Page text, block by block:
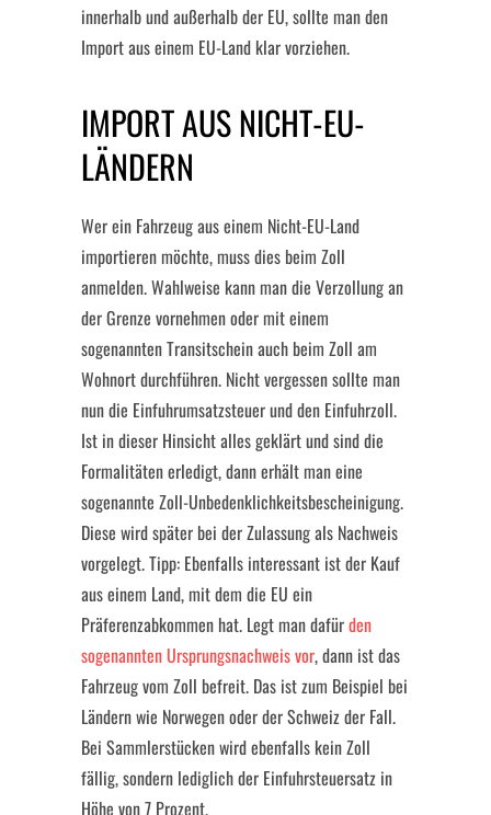
innerhalb und außerhalb der EU, sollte man den
Import aus einem EU-Land klar vorziehen.
IMPORT AUS NICHT-EU-
LÄNDERN
Wer ein Fahrzeug aus einem Nicht-EU-Land
importieren möchte, muss dies beim Zoll
anmelden. Wahlweise kann man die Verzollung an
der Grenze vornehmen oder mit einem
sogenannten Transitschein auch beim Zoll am
Wohnort durchführen. Nicht vergessen sollte man
nun die Einfuhrumsatzsteuer und den Einfuhrzoll.
Ist in dieser Hinsicht alles geklärt und sind die
Formalitäten erledigt, dann erhält man eine
sogenannte Zoll-Unbedenklichkeitsbescheinigung.
Diese wird später bei der Zulassung als Nachweis
vorgelegt. Tipp: Ebenfalls interessant ist der Kauf
aus einem Land, mit dem die EU ein
Präferenzabkommen hat. Legt man dafürden
sogenannten Ursprungsnachweis vor, dann ist das
Fahrzeug vom Zoll befreit. Das ist zum Beispiel bei
Ländern wie Norwegen oder der Schweiz der Fall.
Bei Sammlerstücken wird ebenfalls kein Zoll
fällig, sondern lediglich der Einfuhrsteuersatz in
Höhe von 7 Prozent.